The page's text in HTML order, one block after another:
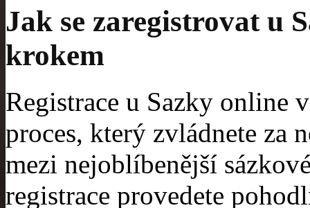
Jak se zaregistrovat u
krokem
Registrace u Sazky online
proces, který zvládnete za
mezi nejoblíbenější
registrace provedete